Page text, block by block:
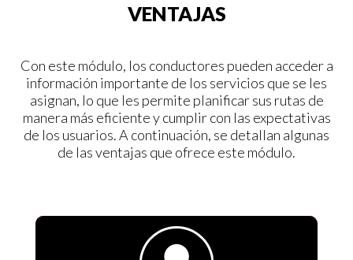
VENTAJAS
Con este módulo, los conductores pueden acceder a
información importante de los servicios que se les
asignan, lo que les permite planificar sus rutas de
manera más eficiente y cumplir con las expectativas
de los usuarios. A continuación, se detallan algunas
de las ventajas que ofrece este módulo.